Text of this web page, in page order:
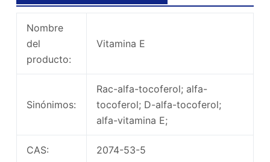
Nombre
del
producto:
Vitamina E
Sinónimos:
Rac-alfa-tocoferol; alfa-
tocoferol; D-alfa-tocoferol;
alfa-vitamina E;
CAS: 2074-53-5